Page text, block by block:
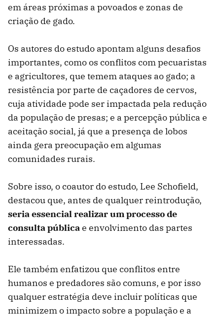
em áreas próximas a povoados e zonas de
criação de gado.
Os autores do estudo apontam alguns desafios
importantes, como os conflitos com pecuaristas
e agricultores, que temem ataques ao gado; a
resistência por parte de caçadores de cervos,
cuja atividade pode ser impactada pela redução
da população de presas; e a percepção pública e
aceitação social, já que a presença de lobos
ainda gera preocupação em algumas
comunidades rurais.
Sobre isso, o coautor do estudo, Lee Schofield,
destacou que, antes de qualquer reintrodução,
seria essencial realizar um processo de
consulta públicae envolvimento das partes
interessadas.
Ele também enfatizou que conflitos entre
humanos e predadores são comuns, e por isso
qualquer estratégia deve incluir políticas que
minimizem o impacto sobre a população e a